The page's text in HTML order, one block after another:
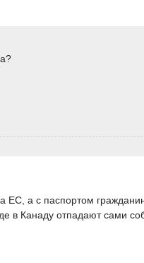
ЕС, а с паспортом
в Канаду отпадают сами